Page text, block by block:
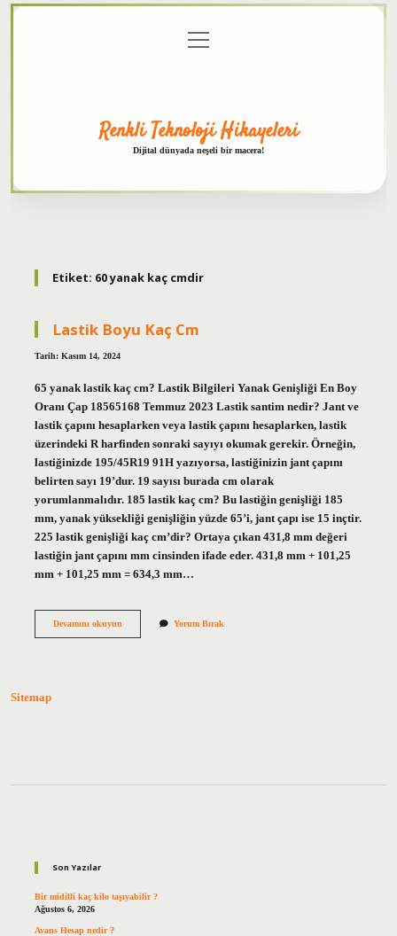
menüyü
aç
Renkli Teknoloji Hikayeleri
Dijital dünyada neşeli bir macera!
Etiket: 60 yanak kaç cmdir
Lastik Boyu Kaç Cm
Tarih: Kasım 14, 2024
65 yanak lastik kaç cm? Lastik Bilgileri Yanak Genişliği En Boy
Oranı Çap 18565168 Temmuz 2023 Lastik santim nedir? Jant ve
lastik çapını hesaplarken veya lastik çapını hesaplarken, lastik
üzerindeki R harfinden sonraki sayıyı okumak gerekir. Örneğin,
lastiğinizde 195/45R19 91H yazıyorsa, lastiğinizin jant çapını
belirten sayı 19’dur. 19 sayısı burada cm olarak
yorumlanmalıdır. 185 lastik kaç cm? Bu lastiğin genişliği 185
mm, yanak yüksekliği genişliğin yüzde 65’i, jant çapı ise 15 inçtir.
225 lastik genişliği kaç cm’dir? Ortaya çıkan 431,8 mm değeri
lastiğin jant çapını mm cinsinden ifade eder. 431,8 mm + 101,25
mm + 101,25 mm = 634,3 mm…
Devamını okuyunLastik
Yorum Bırak
Sitemap
Son Yazılar
Bir midilli kaç kilo taşıyabilir ?
Ağustos 6, 2026
Avans Hesap nedir ?